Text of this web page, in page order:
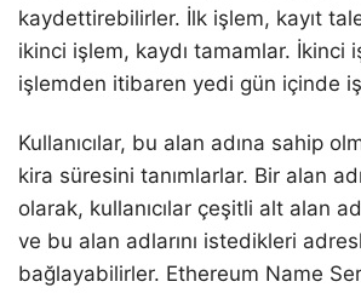
kaydettirebilirler. İlk işlem, kayıt
ikinci işlem, kaydı tamamlar. İkinci
işlemden itibaren yedi gün içinde
Kullanıcılar, bu alan adına sahip
kira süresini tanımlarlar. Bir alan
olarak, kullanıcılar çeşitli alt alan
ve bu alan adlarını istedikleri
bağlayabilirler. Ethereum Name